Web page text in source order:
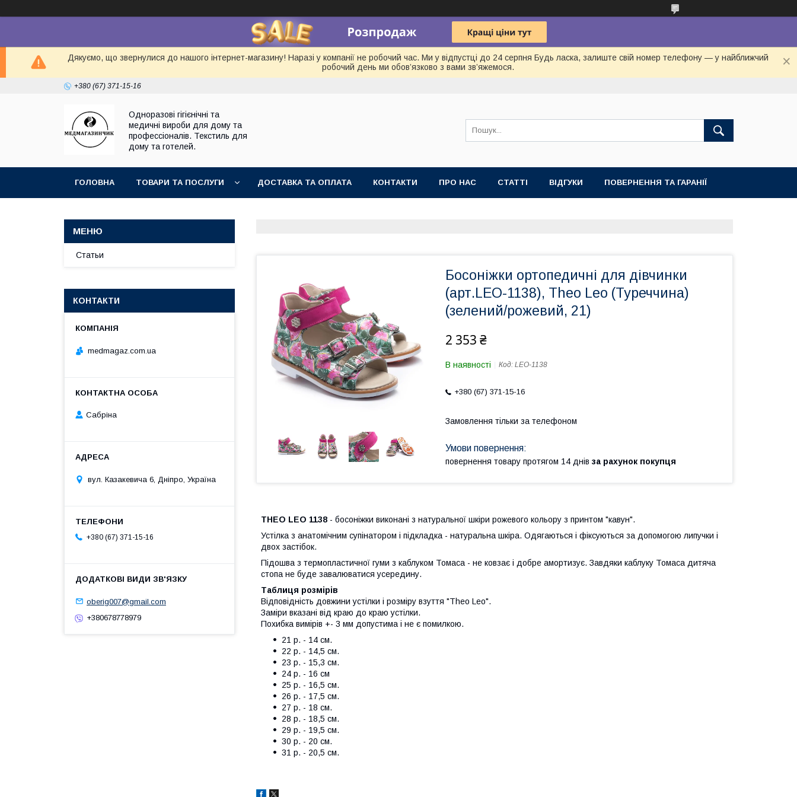
Дякуємо, що звернулися до нашого інтернет-магазину! Наразі у компанії не робочий час. Ми у відпустці до 24 серпня Будь ласка, залиште свій номер телефону — у найближчий
робочий день ми обов’язково з вами зв’яжемося.
+380 (67) 371-15-16
Одноразові гігієнічні та
медичні вироби для дому та
профессіоналів. Текстиль для
дому та готелей.
ГОЛОВНА ТОВАРИ ТА ПОСЛУГИ ДОСТАВКА ТА ОПЛАТА КОНТАКТИ ПРО НАС СТАТТІ ВІДГУКИ ПОВЕРНЕННЯ ТА ГАРАНІЇ
Босоніжки ортопедичні для дівчинки
(арт.LEO-1138), Theo Leo (Туреччина)
(зелений/рожевий, 21)
2 353 ₴
В наявності Код: LEO-1138
+380 (67) 371-15-16
Замовлення тільки за телефоном
повернення товару протягом 14 днів за рахунок покупця
THEO LEO 1138 - босоніжки виконані з натуральної шкіри рожевого кольору з принтом "кавун".
Устілка з анатомічним супінатором і підкладка - натуральна шкіра. Одягаються і фіксуються за допомогою липучки і
двох застібок.
Підошва з термопластичної гуми з каблуком Томаса - не ковзає і добре амортизує. Завдяки каблуку Томаса дитяча
стопа не буде завалюватися усередину.
Таблиця розмірів
Відповідність довжини устілки і розміру взуття "Theo Leo".
Заміри вказані від краю до краю устілки.
Похибка вимірів +- 3 мм допустима і не є помилкою.
21 р. - 14 см.
22 р. - 14,5 см.
23 р. - 15,3 см.
24 р. - 16 см
25 р. - 16,5 см.
26 р. - 17,5 см.
27 р. - 18 см.
28 р. - 18,5 см.
29 р. - 19,5 см.
30 р. - 20 см.
31 р. - 20,5 см.
Статьи
КОНТАКТИ
medmagaz.com.ua
Сабріна
вул. Казакевича 6, Дніпро, Україна
+380 (67) 371-15-16
oberig007@gmail.com
+380678778979